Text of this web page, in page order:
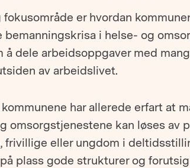
er hvordan
bemanningskrisa i helse- og
å dele arbeidsoppgaver med
av arbeidslivet.
kommunene har allerede erfart at
omsorgstjenestene kan løses av
frivillige eller ungdom i
plass gode strukturer og